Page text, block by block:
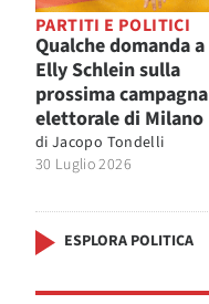
PARTITI E POLITICI
Qualche domanda a
Elly Schlein sulla
prossima campagna
elettorale di Milano
di Jacopo Tondelli
30 Luglio 2026
ESPLORA POLITICA